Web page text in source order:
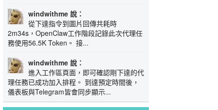
windwithme 說：
從下達指令到圖片回傳共耗時
2m34s，OpenClaw工作階段記錄此次代理任
務使用56.5K Token。 接...
windwithme 說：
進入工作區頁面，即可確認剛下達的代
理任務已成功加入排程。 到達預定時間後，
儀表板與Telegram皆會同步顯示...